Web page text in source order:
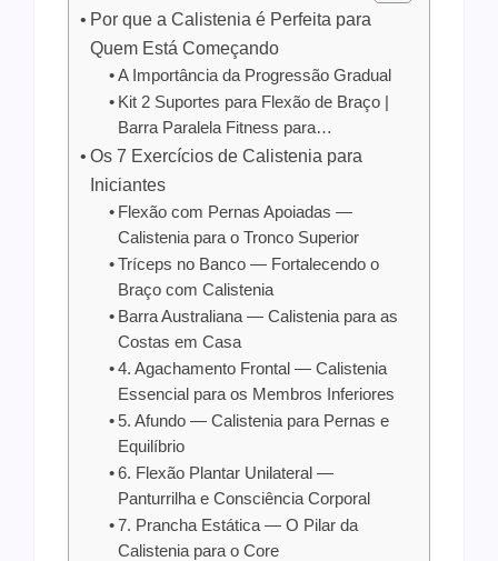
Por que a Calistenia é Perfeita para
Quem Está Começando
A Importância da Progressão Gradual
Kit 2 Suportes para Flexão de Braço |
Barra Paralela Fitness para…
Os 7 Exercícios de Calistenia para
Iniciantes
Flexão com Pernas Apoiadas —
Calistenia para o Tronco Superior
Tríceps no Banco — Fortalecendo o
Braço com Calistenia
Barra Australiana — Calistenia para as
Costas em Casa
4. Agachamento Frontal — Calistenia
Essencial para os Membros Inferiores
5. Afundo — Calistenia para Pernas e
Equilíbrio
6. Flexão Plantar Unilateral —
Panturrilha e Consciência Corporal
7. Prancha Estática — O Pilar da
Calistenia para o Core